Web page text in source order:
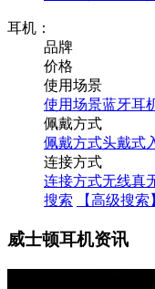
耳机：
品牌
价格
使用场景
使用场景蓝牙耳
佩戴方式
佩戴方式头戴式
连接方式
连接方式无线真
搜索
【高级搜索
威士顿耳机资讯